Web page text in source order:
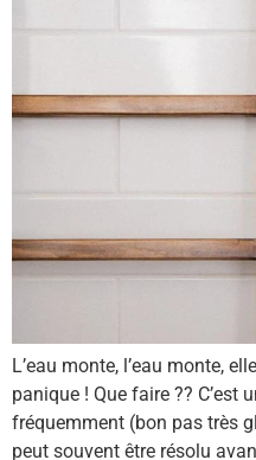
L’eau monte, l’eau monte,
panique ! Que faire ?? C’est
fréquemment (bon pas très
peut souvent être résolu